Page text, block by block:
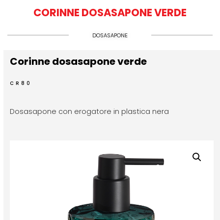
CORINNE DOSASAPONE VERDE
DOSASAPONE
Corinne dosasapone verde
CR80
Dosasapone con erogatore in plastica nera